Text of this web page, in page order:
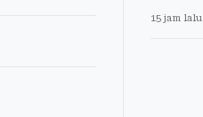
15 jam lalu